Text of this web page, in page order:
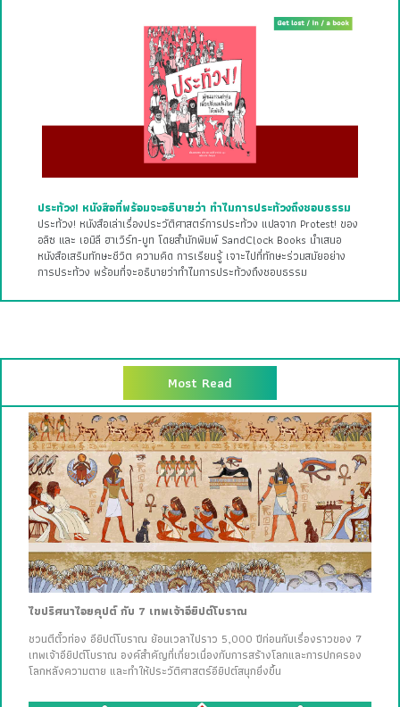
ประท้วง! หนังสือที่พร้อมจะอธิบายว่า ทำไมการประท้วงถึงชอบธรรม
ประท้วง! หนังสือเล่าเรื่องประวัติศาสตร์การประท้วง แปลจาก Protest! ของ
อลิซ และ เอมิลี ฮาเวิร์ท-บูท โดยสำนักพิมพ์ SandClock Books นำเสนอ
หนังสือเสริมทักษะชีวิต ความคิด การเรียนรู้ เจาะไปที่ทักษะร่วมสมัยอย่าง
การประท้วง พร้อมที่จะอธิบายว่าทำไมการประท้วงถึงชอบธรรม
Most Read
ไขปริศนาไอยคุปต์ กับ 7 เทพเจ้าอียิปต์โบราณ
ชวนตีตั๋วท่อง อียิปต์โบราณ ย้อนเวลาไปราว 5,000 ปีก่อนกับเรื่องราวของ 7
เทพเจ้าอียิปต์โบราณ องค์สำคัญที่เกี่ยวเนื่องกับการสร้างโลกและการปกครอง
โลกหลังความตาย และทำให้ประวัติศาสตร์อียิปต์สนุกยิ่งขึ้น